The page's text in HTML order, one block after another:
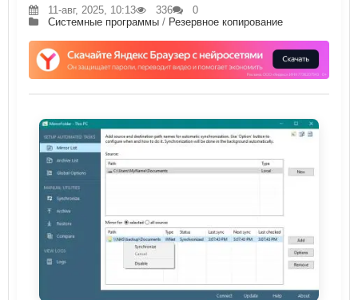
11-авг, 2025, 10:13 336
0
Системные программы / Резервное копирование